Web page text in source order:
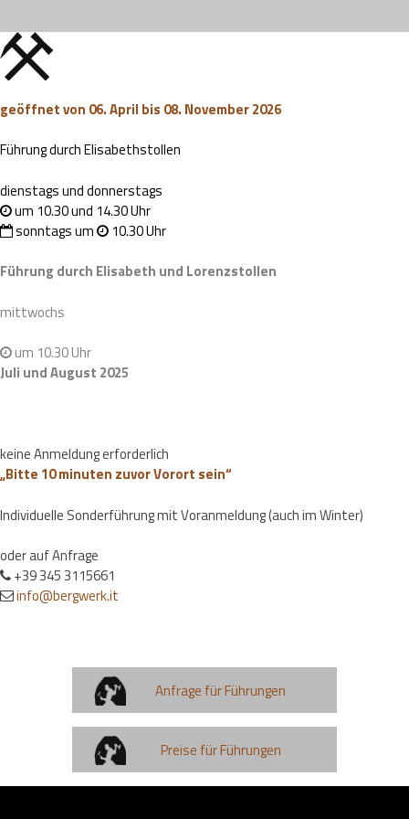
geöffnet von 06. April bis 08. November 2026
Führung durch Elisabethstollen
dienstags und donnerstags
um 10.30 und 14.30 Uhr
sonntags um
10.30 Uhr
Führung durch Elisabeth und Lorenzstollen
mittwochs
um 10.30 Uhr
Juli und August 2025
keine Anmeldung erforderlich
„Bitte 10 minuten zuvor Vorort sein“
Individuelle Sonderführung mit Voranmeldung (auch im Winter)
oder auf Anfrage
+39 345 3115661
info@bergwerk.it
Anfrage für Führungen
Preise für Führungen